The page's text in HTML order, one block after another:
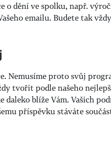
o dění ve spolku, např.
emailu. Budete tak
Nemusíme proto svůj
tvořit podle našeho
daleko blíže Vám. Vašich
příspěvku stáváte